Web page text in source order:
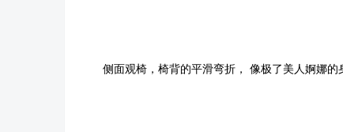
侧面观椅，椅背的平滑弯折， 像极了美人婀娜的